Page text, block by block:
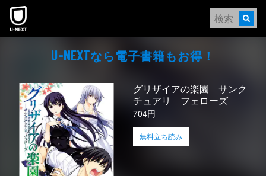
本文へスキップ
U-NEXTなら電⼦書籍もお得！
グリザイアの楽園 サンク
チュアリ フェローズ
704円
無料立ち読み